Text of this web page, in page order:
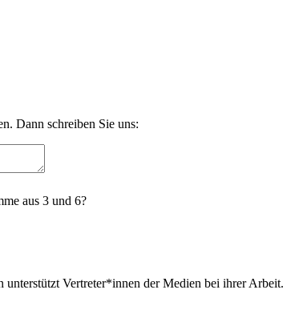
Dann schreiben Sie uns:
aus 3 und 6?
Vertreter*innen der Medien bei ihrer Arbeit.